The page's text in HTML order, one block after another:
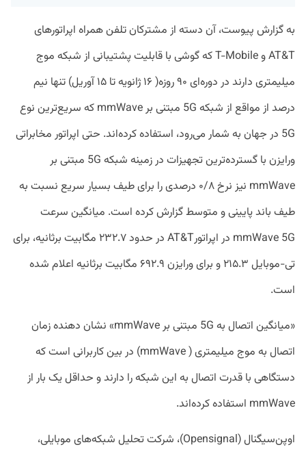
به گزارش پیوست، آن دسته از مشترکان تلفن همراه اپراتورهای
AT&T و T-Mobile که گوشی با قابلیت پشتیبانی از شبکه موج
میلیمتری دارند در دوره‌ای ۹۰ روزه( ۱۶ ژانویه تا ۱۵ آوریل) تنها نیم
درصد از مواقع از شبکه 5G مبتنی بر mmWave که سریع‌ترین نوع
5G در جهان به شمار می‌رود، استفاده کرده‌اند. حتی اپراتور مخابراتی
ورایزن با گسترده‌ترین تجهیزات در زمینه شبکه 5G مبتنی بر
mmWave نیز نرخ ۰/۸ درصدی را برای طیف بسیار سریع نسبت به
طیف باند پایینی و متوسط گزارش کرده است. میانگین سرعت
mmWave 5G در اپراتورAT&T در حدود ۲۳۲.۷ مگابیت برثانیه، برای
تی-‌موبایل ۲۱۵.۳ و برای ورایزن ۶۹۲.۹ مگابیت برثانیه اعلام شده
است.
«میانگین اتصال به 5G مبتنی بر mmWave» نشان دهنده زمان
اتصال به موج میلیمتری ( mmWave) در بین کاربرانی است که
دستگاهی با قدرت اتصال به این شبکه را دارند و حداقل یک بار از
mmWave استفاده کرده‌اند.
اوپن‌سیگنال (Opensignal)، شرکت تحلیل شبکه‌های موبایلی،